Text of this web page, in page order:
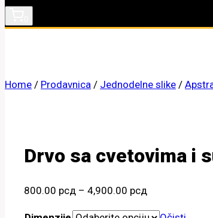
Home / Prodavnica / Jednodelne slike /
Drvo sa cvetovima i
800.00 рсд – 4,900.00 рсдRaspon